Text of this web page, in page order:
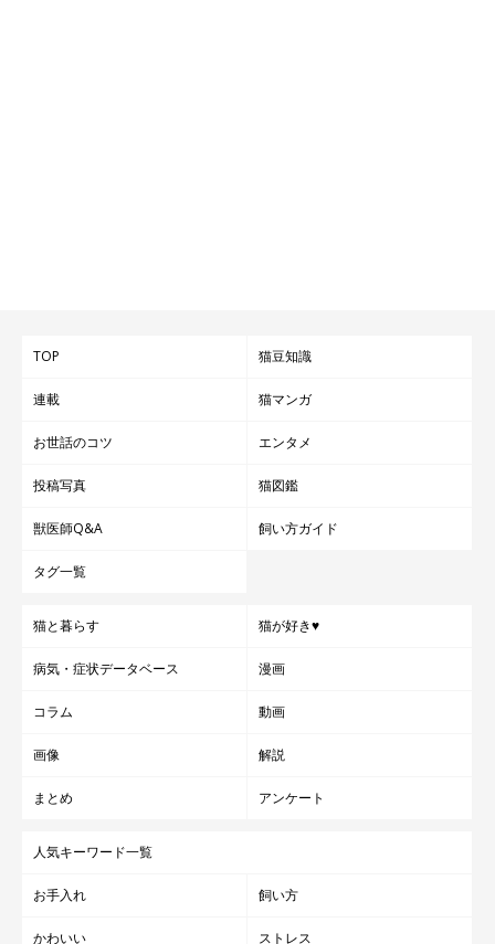
TOP 猫豆知識
連載 猫マンガ
お世話のコツ エンタメ
投稿写真 猫図鑑
獣医師Q&A 飼い方ガイド
タグ一覧
猫と暮らす 猫が好き♥
病気・症状データベース 漫画
コラム 動画
画像 解説
まとめ アンケート
人気キーワード一覧
お手入れ 飼い方
かわいい ストレス